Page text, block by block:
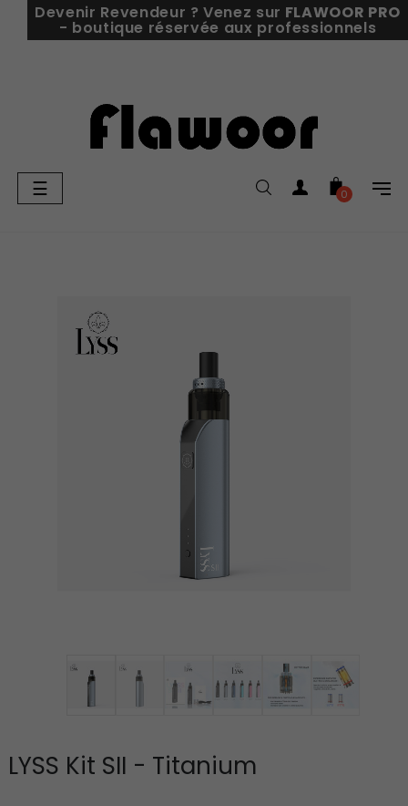
Devenir Revendeur ? Venez sur FLAWOOR PRO
- boutique réservée aux professionnels
Basculer
la
☰ 0
LYSS Kit SII - Titanium